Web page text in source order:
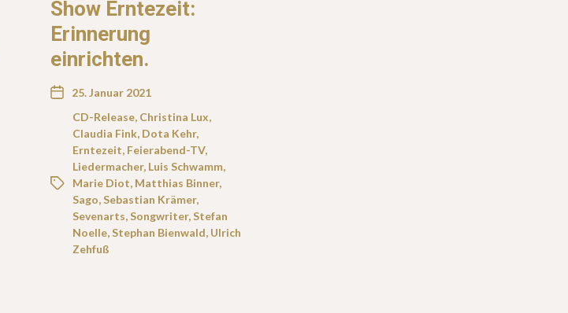
Show Erntezeit:
Erinnerung
einrichten.
25. Januar 2021
CD-Release, Christina Lux,
Claudia Fink, Dota Kehr,
Erntezeit, Feierabend-TV,
Liedermacher, Luis Schwamm,
Marie Diot, Matthias Binner,
Sago,Sebastian Krämer,
Sevenarts,Songwriter,Stefan
Noelle,Stephan Bienwald, Ulrich
Zehfuß